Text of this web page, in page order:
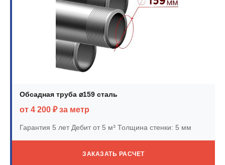
Обсадная труба ⌀159 сталь
от 4 200 ₽ за метр
Гарантия 5 летДебит от 5 м³ Толщина стенки: 5 мм
ЗАКАЗАТЬ РАСЧЕТ